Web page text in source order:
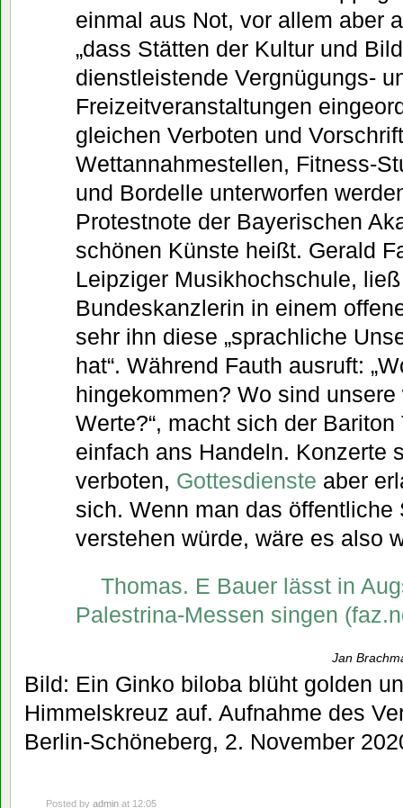
einmal aus Not, vor allem aber
„dass Stätten der Kultur und
dienstleistende Vergnügungs-
Freizeitveranstaltungen
gleichen Verboten und
Wettannahmestellen, Fitness-
und Bordelle unterworfen
Protestnote der Bayerischen
schönen Künste heißt. Gerald
Leipziger Musikhochschule,
Bundeskanzlerin in einem
sehr ihn diese „sprachliche
hat“. Während Fauth ausruft:
hingekommen? Wo sind
Werte?“, macht sich der
einfach ans Handeln. Konzerte
verboten, Gottesdienste aber
sich. Wenn man das öffentliche
verstehen würde, wäre es also
Thomas. E Bauer lässt in
Palestrina-Messen singen
Jan
Bild: Ein Ginko biloba blüht golden
Himmelskreuz auf. Aufnahme des
Berlin-Schöneberg, 2. November
Posted by admin at 12:05